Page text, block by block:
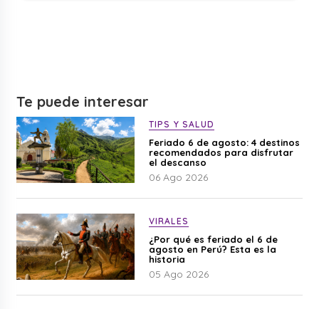
Te puede interesar
TIPS Y SALUD
Feriado 6 de agosto: 4 destinos
recomendados para disfrutar
el descanso
06 Ago 2026
VIRALES
¿Por qué es feriado el 6 de
agosto en Perú? Esta es la
historia
05 Ago 2026